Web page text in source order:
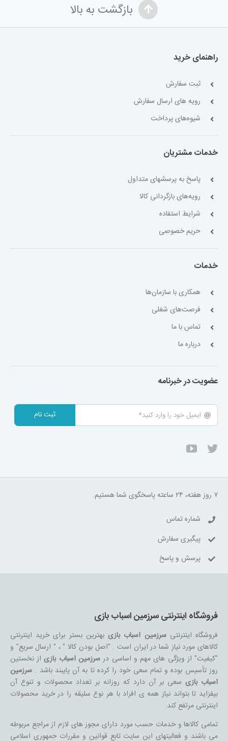
بازگشت به بالا
راهنمای خرید
ثبت سفارش
رویه های ارسال سفارش
شیوه‌های پرداخت
خدمات مشتریان
پاسخ به پرسشهای متداول
رویه‌های بازگردانی کالا
شرایط استفاده
حریم خصوصی
خدمات
همکاری با سازمان‌ها
فرصت‌های شغلی
تماس با ما
درباره ما
عضویت در خبرنامه
ثبت نام
۷ روز هفته، ۲۴ ساعته پاسخگوی شما هستیم.
شماره تماس
پیگیری سفارش
پرسش و پاسخ
فروشگاه اینترنتی سرزمین اسباب بازی
فروشگاه اینترنتیسرزمین اسباب بازیبهترین بستر برای خرید اینترنتی
کالاهای مورد نیاز شما در ایران است . "اصل بودن کالا " ، " ارسال سریع" و
"کیفیت" از ویژگی های مهم و اساسی درسرزمین اسباب بازیاز نخستین
روز تأسیس بوده و تمام سعی خود را کرده تا به آن پایبند باشد .سرزمین
اسباب بازیسعی بر آن دارد که روزانه بر تعداد محصولات و تنوع آن
بیفزاید تا بتواند نیاز همه ی افراد با هر نوع سلیقه را در خرید محصولات
اینترنتی مرتفع کند.
تمامی کالاها و خدمات حسب مورد دارای مجوز های لازم از مراجع مربوطه
می باشند و فعالیتهای این سایت تابع قوانین و مقررات جمهوری اسلامی